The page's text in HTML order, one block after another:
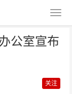
公室宣布
关注